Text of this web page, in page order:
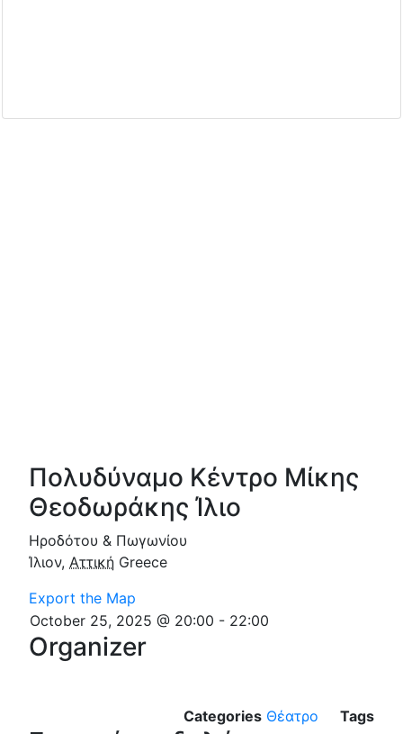
Πολυδύναμο Κέντρο Μίκης
Θεοδωράκης Ίλιο
Ηροδότου & Πωγωνίου
Ίλιον, Αττική Greece
Export the Map
October 25, 2025 @ 20:00 - 22:00
Organizer
Categories Θέατρο Tags